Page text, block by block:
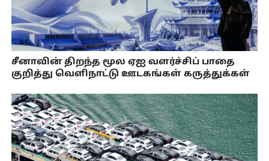
சீனாவின் திறந்த மூல ஏஐ வளர்ச்சிப் பாதை
குறித்து வெளிநாட்டு ஊடகங்கள் கருத்துக்கள்